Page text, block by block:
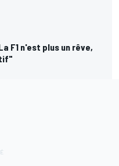
F1 n'est plus un rêve,